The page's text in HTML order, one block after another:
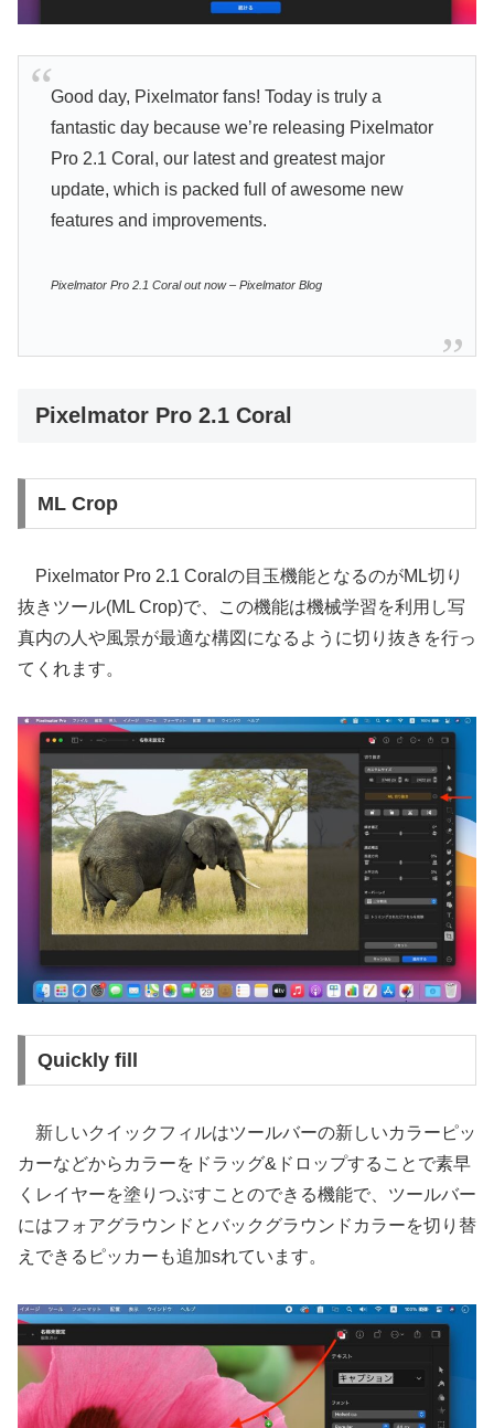
Good day, Pixelmator fans! Today is truly a
fantastic day because we’re releasing Pixelmator
Pro 2.1 Coral, our latest and greatest major
update, which is packed full of awesome new
features and improvements.
Pixelmator Pro 2.1 Coral out now – Pixelmator Blog
Pixelmator Pro 2.1 Coral
ML Crop
Pixelmator Pro 2.1 Coralの目玉機能となるのがML切り
抜きツール(ML Crop)で、この機能は機械学習を利用し写
真内の人や風景が最適な構図になるように切り抜きを行っ
てくれます。
Quickly fill
新しいクイックフィルはツールバーの新しいカラーピッ
カーなどからカラーをドラッグ&ドロップすることで素早
くレイヤーを塗りつぶすことのできる機能で、ツールバー
にはフォアグラウンドとバックグラウンドカラーを切り替
えできるピッカーも追加sれています。